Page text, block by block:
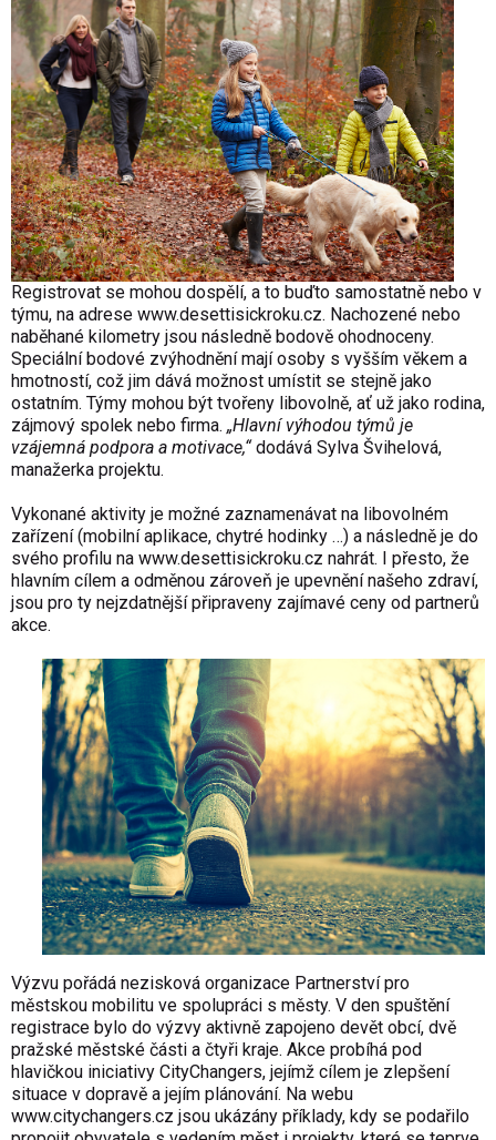
Registrovat se mohou dospělí, a to buďto samostatně nebo v
týmu, na adrese www.desettisickroku.cz. Nachozené nebo
naběhané kilometry jsou následně bodově ohodnoceny.
Speciální bodové zvýhodnění mají osoby s vyšším věkem a
hmotností, což jim dává možnost umístit se stejně jako
ostatním. Týmy mohou být tvořeny libovolně, ať už jako rodina,
zájmový spolek nebo firma. „Hlavní výhodou týmů je
vzájemná podpora a motivace,“dodává Sylva Švihelová,
manažerka projektu.
Vykonané aktivity je možné zaznamenávat na libovolném
zařízení (mobilní aplikace, chytré hodinky …) a následně je do
svého profilu na www.desettisickroku.cz nahrát. I přesto, že
hlavním cílem a odměnou zároveň je upevnění našeho zdraví,
jsou pro ty nejzdatnější připraveny zajímavé ceny od partnerů
akce.
Výzvu pořádá nezisková organizace Partnerství pro
městskou mobilitu ve spolupráci s městy. V den spuštění
registrace bylo do výzvy aktivně zapojeno devět obcí, dvě
pražské městské části a čtyři kraje. Akce probíhá pod
hlavičkou iniciativy CityChangers, jejímž cílem je zlepšení
situace v dopravě a jejím plánování. Na webu
www.citychangers.cz jsou ukázány příklady, kdy se podařilo